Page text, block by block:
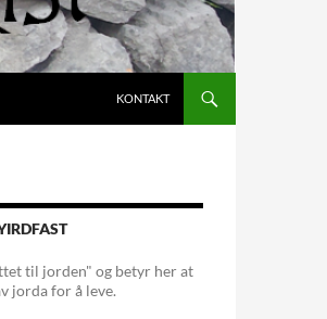
KONTAKT
til jorden" og betyr her at
jorda for å leve.